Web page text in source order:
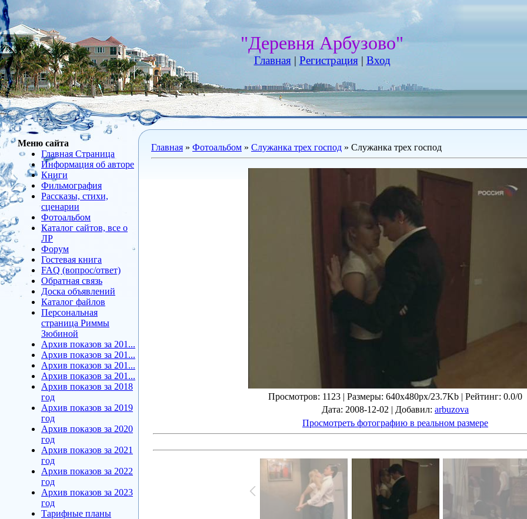
"Деревня Арбузово"
Главная| Регистрация| Вход
Меню сайта
Главная Страница
Информация об авторе
Книги
Фильмография
Рассказы, стихи,
сценарии
Фотоальбом
Каталог сайтов, все о
ЛР
Форум
Гостевая книга
FAQ (вопрос/ответ)
Обратная связь
Доска объявлений
Каталог файлов
Персональная
страница Риммы
Зюбиной
Архив показов за 201...
Архив показов за 201...
Архив показов за 201...
Архив показов за 201...
Архив показов за 2018
год
Архив показов за 2019
год
Архив показов за 2020
год
Архив показов за 2021
год
Архив показов за 2022
год
Архив показов за 2023
год
Тарифные планы
Главная » Фотоальбом » Служанка трех господ » Служанка трех господ
Просмотров: 1123 | Размеры: 640x480px/23.7Kb | Рейтинг: 0.0/0
Дата: 2008-12-02 | Добавил: arbuzova
Просмотреть фотографию в реальном размере